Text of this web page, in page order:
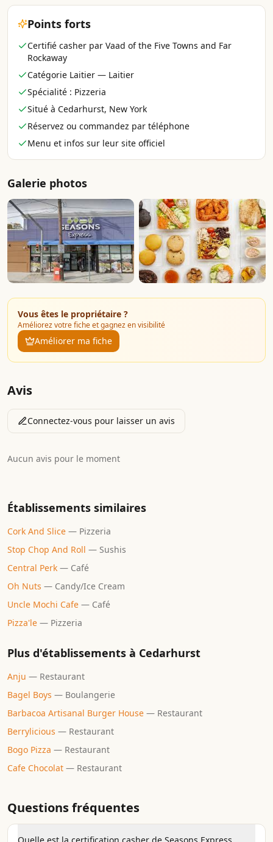
Points forts
Certifié casher par Vaad of the Five Towns and Far
Rockaway
Catégorie Laitier — Laitier
Spécialité : Pizzeria
Situé à Cedarhurst, New York
Réservez ou commandez par téléphone
Menu et infos sur leur site officiel
Galerie photos
Vous êtes le propriétaire ?
Améliorez votre fiche et gagnez en visibilité
Améliorer ma fiche
Avis
Connectez-vous pour laisser un avis
Aucun avis pour le moment
Établissements similaires
Cork And Slice — Pizzeria
Stop Chop And Roll — Sushis
Central Perk — Café
Oh Nuts — Candy/Ice Cream
Uncle Mochi Cafe — Café
Pizza'le — Pizzeria
Plus d'établissements à Cedarhurst
Anju — Restaurant
Bagel Boys — Boulangerie
Barbacoa Artisanal Burger House — Restaurant
Berrylicious — Restaurant
Bogo Pizza — Restaurant
Cafe Chocolat — Restaurant
Questions fréquentes